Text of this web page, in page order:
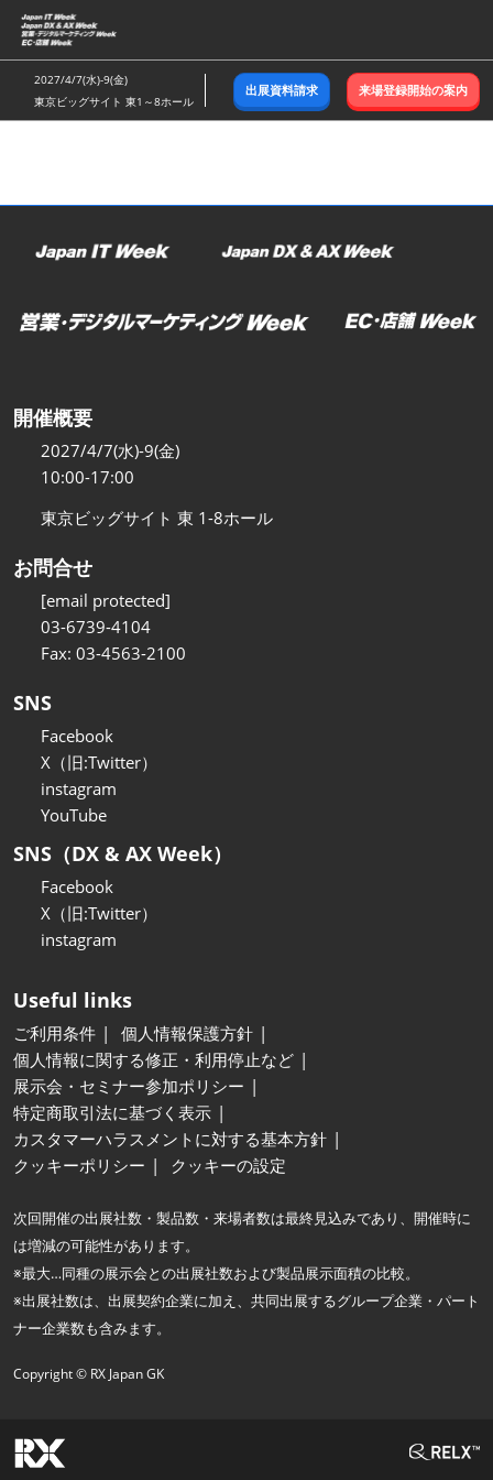
ス
キ
ッ
し
む
2027/4/7(水)-9(金)
東京ビッグサイト 東1～8ホール
出展資料請求 来場登録開始の案内
開催概要
2027/4/7(水)-9(金)
10:00-17:00
東京ビッグサイト 東 1-8ホール
お問合せ
[email protected]
03-6739-4104
Fax: 03-4563-2100
SNS
Facebook
X（旧:Twitter）
instagram
YouTube
SNS（DX & AX Week）
Facebook
X（旧:Twitter）
instagram
Useful links
ご利用条件
個人情報保護方針
個人情報に関する修正・利用停止など
展示会・セミナー参加ポリシー
特定商取引法に基づく表示
カスタマーハラスメントに対する基本方針
クッキーポリシー
クッキーの設定
次回開催の出展社数・製品数・来場者数は最終見込みであり、開催時に
は増減の可能性があります。
※最大…同種の展示会との出展社数および製品展示面積の比較。
※出展社数は、出展契約企業に加え、共同出展するグループ企業・パート
ナー企業数も含みます。
Copyright © RX Japan GK